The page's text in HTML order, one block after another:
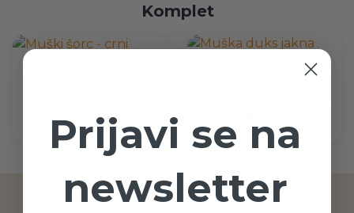
Komplet
4990,00 RSD
Prijavi se na
newsletter